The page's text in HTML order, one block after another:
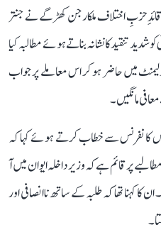
قائدِ حزبِ اختلاف ملکارجن کھڑگے نے جنتر
تنقید کا نشانہ بناتے ہوئے مطالبہ کیا
میں حاضر ہو کر اس معاملے پر جواب
مانگیں۔
کانفرنس سے خطاب کرتے ہوئے کہا کہ
پر قائم ہے کہ وزیر داخلہ ایوان میں آ
کہنا تھا کہ طلبہ کے ساتھ ناانصافی اور